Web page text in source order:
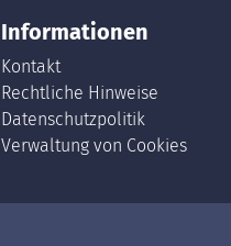
Informationen
Kontakt
Rechtliche Hinweise
Datenschutzpolitik
Verwaltung von Cookies